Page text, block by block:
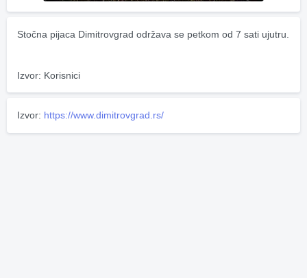
Stočna pijaca Dimitrovgrad održava se petkom od 7 sati ujutru.
Izvor: Korisnici
Izvor: https://www.dimitrovgrad.rs/